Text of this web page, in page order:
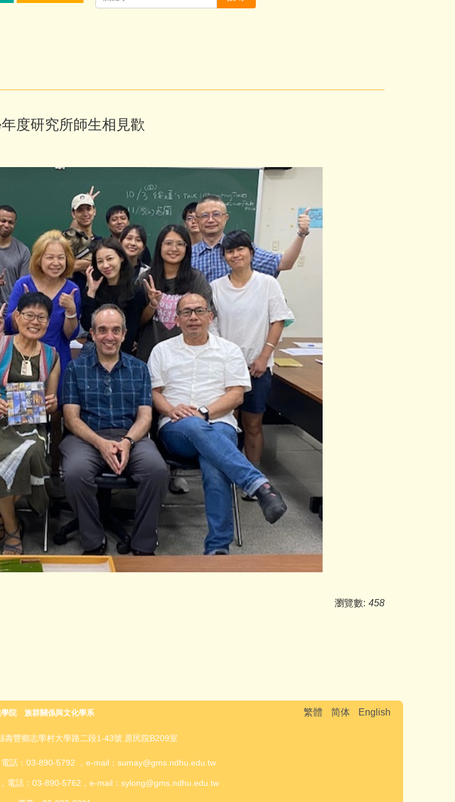
度研究所師生相見歡
瀏覽數: 458
繁體 简体 English
學院 族群關係與文化學系
豐鄉志學村大學路二段1-43號 原民院B209室
話：03-890-5792 ，e-mail：sumay@gms.ndhu.edu.tw
電話：03-890-5762，e-mail：sylong@gms.ndhu.edu.tw